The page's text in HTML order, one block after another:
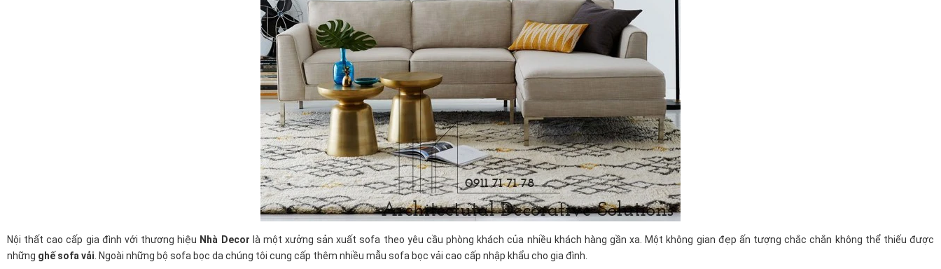
Nội thất cao cấp gia đình với thương hiệu Nhà Decor là một xưởng sản xuất sofa theo yêu cầu phòng khách của nhiều khách hàng gần xa. Một không gian đẹp ấn tượng chắc chắn không thể thiếu được
những ghế sofa vải . Ngoài những bộ sofa bọc da chúng tôi cung cấp thêm nhiều mẫu sofa bọc vải cao cấp nhập khẩu cho gia đình.